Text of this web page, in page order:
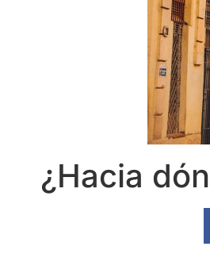
¿Hacia